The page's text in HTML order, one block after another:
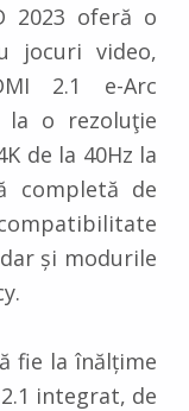
2023 oferă o
jocuri video,
2.1 e-Arc
la o rezoluţie
de la 40Hz la
completă de
dar și modurile
fie la înălțime
integrat, de